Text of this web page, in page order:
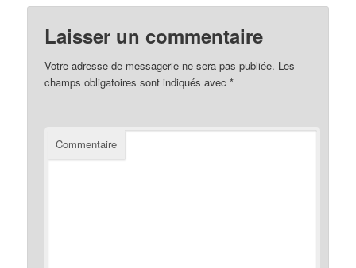
Laisser un commentaire
Votre adresse de messagerie ne sera pas publiée. Les
champs obligatoires sont indiqués avec*
Commentaire